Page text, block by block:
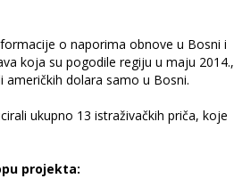
o naporima obnove u Bosni i
koja su pogodile regiju u maju 2014.,
dolara samo u Bosni.
ukupno 13 istraživačkih priča, koje
projekta: